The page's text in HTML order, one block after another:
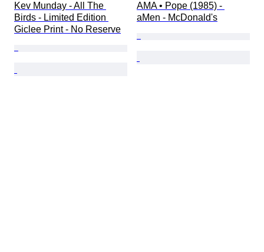
Kev Munday - All The
Birds - Limited Edition
Giclee Print - No Reserve
AMA • Pope (1985) -
aMen - McDonald's